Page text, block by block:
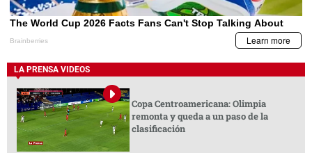
LA PRENSA VIDEOS
Copa Centroamericana: Olimpia
remonta y queda a un paso de la
clasificación